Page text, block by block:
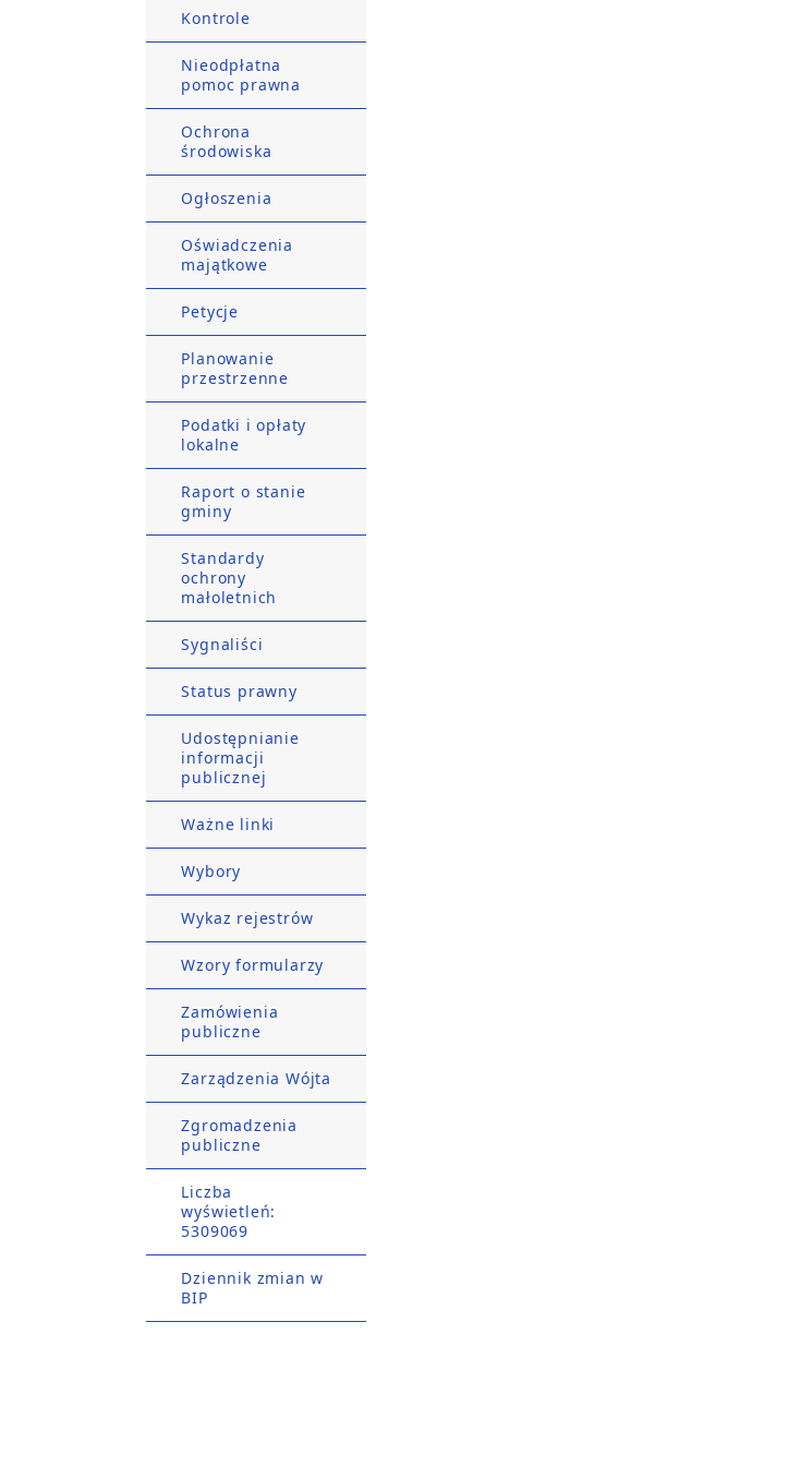
Kontrole
Nieodpłatna
pomoc prawna
Ochrona
środowiska
Ogłoszenia
Oświadczenia
majątkowe
Petycje
Planowanie
przestrzenne
Podatki i opłaty
lokalne
Raport o stanie
gminy
Standardy
ochrony
małoletnich
Sygnaliści
Status prawny
Udostępnianie
informacji
publicznej
Ważne linki
Wybory
Wykaz rejestrów
Wzory formularzy
Zamówienia
publiczne
Zarządzenia Wójta
Zgromadzenia
publiczne
Liczba
wyświetleń:
5309069
Dziennik zmian w
BIP